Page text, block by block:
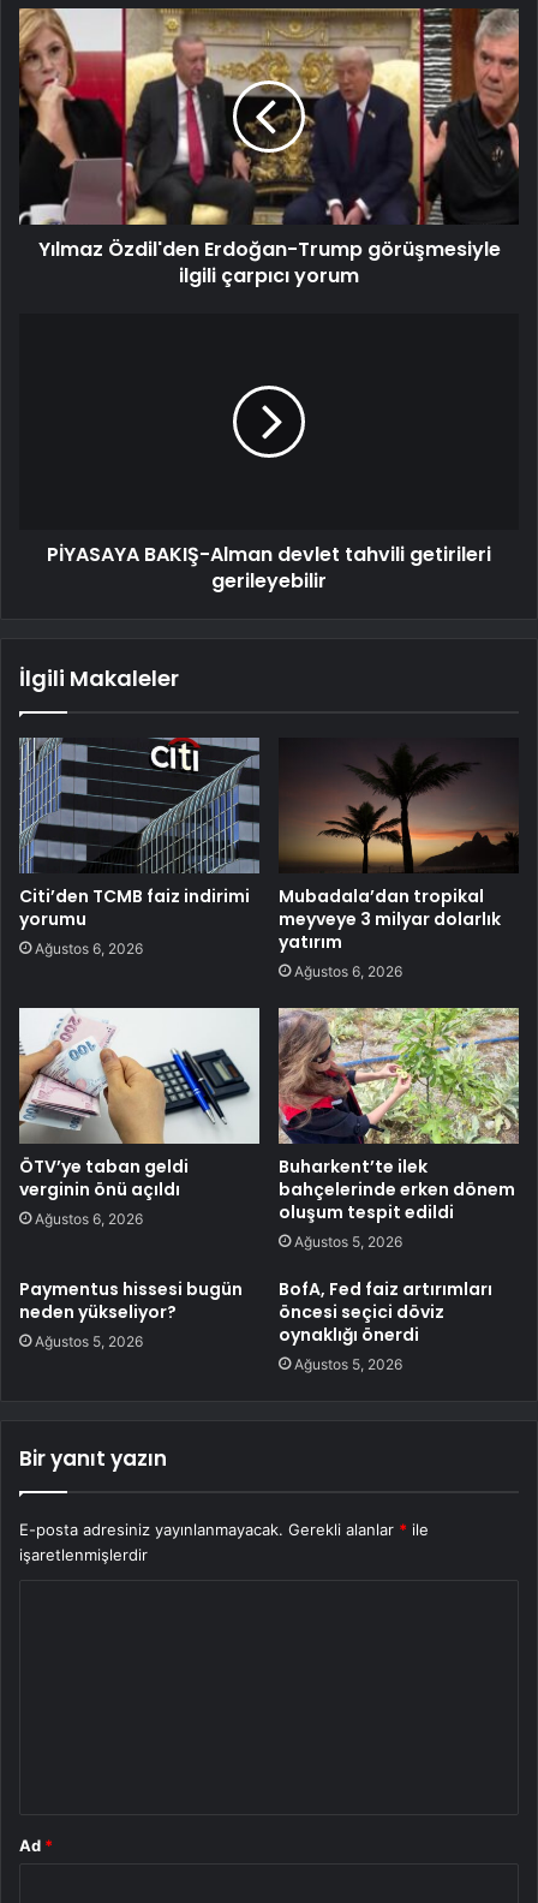
Yılmaz Özdil'den Erdoğan-Trump görüşmesiyle
ilgili çarpıcı yorum
PİYASAYA BAKIŞ-Alman devlet tahvili getirileri
gerileyebilir
İlgili Makaleler
Citi’den TCMB faiz indirimi
yorumu
Ağustos 6, 2026
Mubadala’dan tropikal
meyveye 3 milyar dolarlık
yatırım
Ağustos 6, 2026
ÖTV’ye taban geldi
verginin önü açıldı
Ağustos 6, 2026
Buharkent’te ilek
bahçelerinde erken dönem
oluşum tespit edildi
Ağustos 5, 2026
Paymentus hissesi bugün
neden yükseliyor?
Ağustos 5, 2026
BofA, Fed faiz artırımları
öncesi seçici döviz
oynaklığı önerdi
Ağustos 5, 2026
Bir yanıt yazın
E-posta adresiniz yayınlanmayacak. Gerekli alanlar * ile
işaretlenmişlerdir
Ad *